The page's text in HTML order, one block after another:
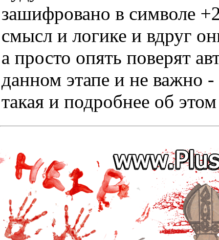
зашифровано в символе
смысл и логике и вдруг
а просто опять поверят
данном этапе и не важно
такая и подробнее об